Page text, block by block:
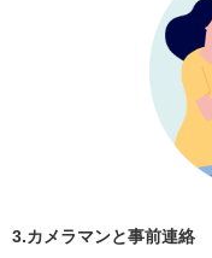
3.カメラマンと事前連絡